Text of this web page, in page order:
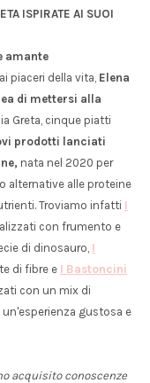
ISPIRATE AI SUOI
amante
piaceri della vita, Elena
di mettersi alla
Greta, cinque piatti
prodotti lanciati
nata nel 2020 per
alternative alle proteine
Troviamo infatti I
con frumento e
di dinosauro, I
di fibre e I Bastoncini
con un mix di
gustosa e
acquisito conoscenze